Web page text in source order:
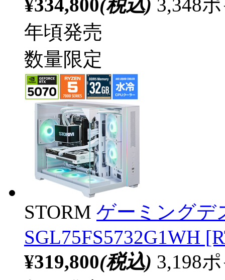
¥334,800(税込) 3,348
年頃発売
数量限定
STORM ゲーミングデ
SGL75FS5732G1WH
¥319,800(税込) 3,198